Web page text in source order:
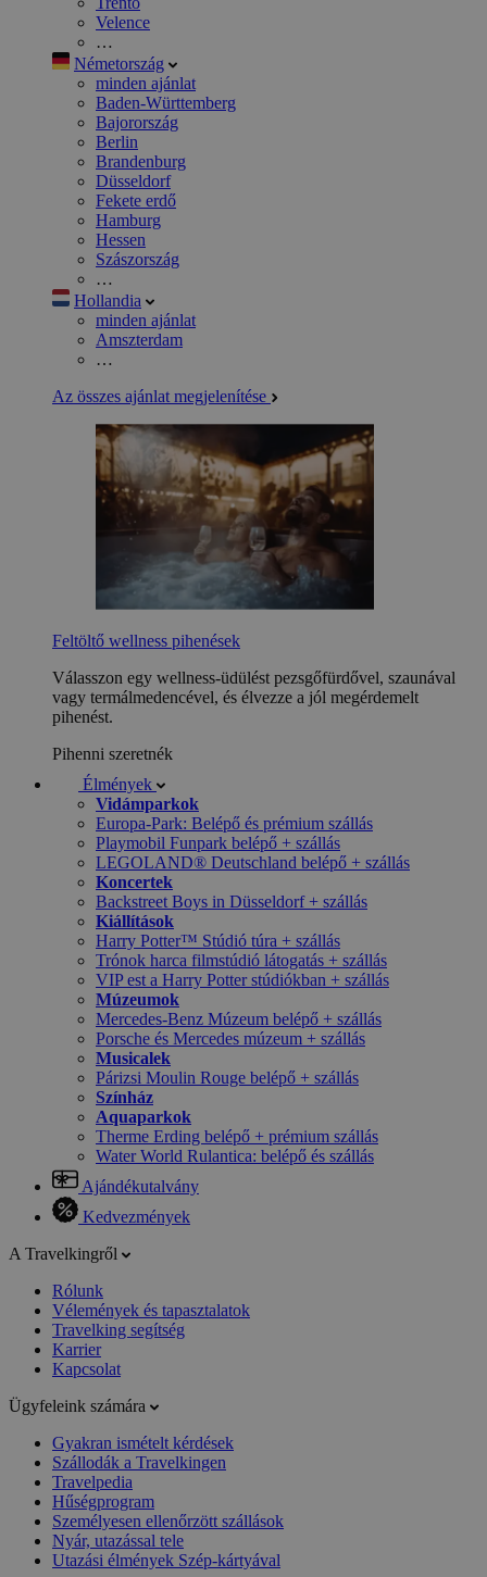
Velence
…
Németország
minden ajánlat
Baden-Württemberg
Bajorország
Berlin
Brandenburg
Düsseldorf
Fekete erdő
Hamburg
Hessen
Szászország
…
Hollandia
minden ajánlat
Amszterdam
…
Az összes ajánlat megjelenítése
Feltöltő wellness pihenések
Válasszon egy wellness-üdülést pezsgőfürdővel, szaunával
vagy termálmedencével, és élvezze a jól megérdemelt
pihenést.
Pihenni szeretnék
Élmények
Vidámparkok
Europa-Park: Belépő és prémium szállás
Playmobil Funpark belépő + szállás
LEGOLAND® Deutschland belépő + szállás
Koncertek
Backstreet Boys in Düsseldorf + szállás
Kiállítások
Harry Potter™ Stúdió túra + szállás
Trónok harca filmstúdió látogatás + szállás
VIP est a Harry Potter stúdiókban + szállás
Múzeumok
Mercedes-Benz Múzeum belépő + szállás
Porsche és Mercedes múzeum + szállás
Musicalek
Párizsi Moulin Rouge belépő + szállás
Színház
Aquaparkok
Therme Erding belépő + prémium szállás
Water World Rulantica: belépő és szállás
Ajándékutalvány
Kedvezmények
A Travelkingről
Rólunk
Vélemények és tapasztalatok
Travelking segítség
Karrier
Kapcsolat
Ügyfeleink számára
Gyakran ismételt kérdések
Szállodák a Travelkingen
Travelpedia
Hűségprogram
Személyesen ellenőrzött szállások
Nyár, utazással tele
Utazási élmények Szép-kártyával